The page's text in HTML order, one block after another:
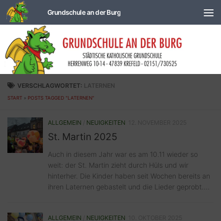
Zum Inhalt springen
VERSCHLAGWORTET: LATERNEN
START » POSTS TAGGED "LATERNEN"
ALLGEMEIN NEUIGKEITEN
St. Martin 2025
Auch in diesem Jahr war es am 10.11 wieder so
weit: der St. Martin zieht durch Hüls und wir
hinterher. Die Kinder haben seit Wochen bereits an
ihren Laternen gebastelt und die Lieder geprobt....
ALLGEMEIN NEUIGKEITEN